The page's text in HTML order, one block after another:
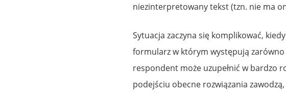
niezinterpretowany tekst (tzn. nie ma
Sytuacja zaczyna się komplikować,
formularz w którym występują
respondent może uzupełnić w bardzo
podejściu obecne rozwiązania